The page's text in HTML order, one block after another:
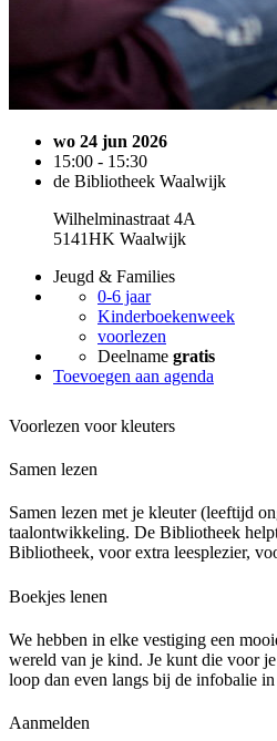
wo 24 jun 2026
15:00 - 15:30
de Bibliotheek Waalwijk
Wilhelminastraat 4A
5141HK Waalwijk
Jeugd & Families
0-6 jaar
Kinderboekenweek
voorlezen
Deelname gratis
Toevoegen aan agenda
Voorlezen voor kleuters
Samen lezen
Samen lezen met je kleuter (leeftijd
taalontwikkeling. De Bibliotheek
Bibliotheek, voor extra leesplezier,
Boekjes lenen
We hebben in elke vestiging een
wereld van je kind. Je kunt die voor
loop dan even langs bij de infobalie
Aanmelden